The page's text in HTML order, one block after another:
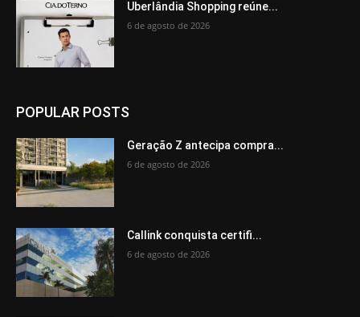
Uberlândia Shopping reúne...
6 de agosto de 2026
POPULAR POSTS
Geração Z antecipa compra...
6 de agosto de 2026
Callink conquista certifi...
6 de agosto de 2026